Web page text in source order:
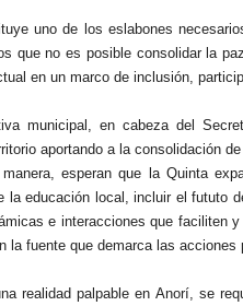
uno de los eslabones
que no es posible consolidar la
en un marco de inclusión,
municipal, en cabeza del
aportando a la consolidación
esperan que la Quinta
la educación local, incluir el fututo
e interacciones que faciliten
la fuente que demarca las
realidad palpable en Anorí, se